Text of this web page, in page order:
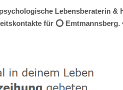
Lebensberaterin
für ⭕